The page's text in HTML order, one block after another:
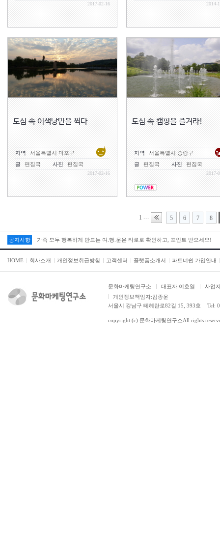
2017-02-16 2014-
도심 속 이색낭만을 찍다
지역
서울특별시 마포구
글
편집국 사진 편집국
2017-02-16
도심 속 캠핑을 즐겨라!
지역
서울특별시 중랑구
글
편집국 사진 편집국
2017-
1 ... 5 6 7 8
공지사항 가족 모두 행복하게 만드는 여.행.운은 타로로 확인하고, 포인트 받으세요!
HOME 회사소개 개인정보취급방침 고객센터 플랫폼소개서 파트너쉽 가입안내
문화마케팅연구소 대표자:이호열
사업
개인정보책임자:김종운
서울시 강남구 테헤란로82길 15, 393호
Tel:
copyright (c) 문화마케팅연구소All rights